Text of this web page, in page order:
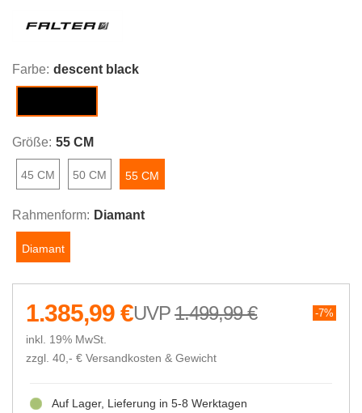
Farbe: descent black
Größe: 55 CM
45 CM 50 CM 55 CM
Rahmenform: Diamant
Diamant
1.499,99 € 7%
1.385,99 €
inkl. 19% MwSt.
zzgl. 40,- € Versandkosten & Gewicht
Auf Lager, Lieferung in 5-8 Werktagen